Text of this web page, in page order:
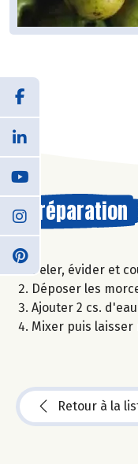
Préparation
Peler, évider et
Déposer les
Ajouter 2 cs.
Mixer puis
Retour à la